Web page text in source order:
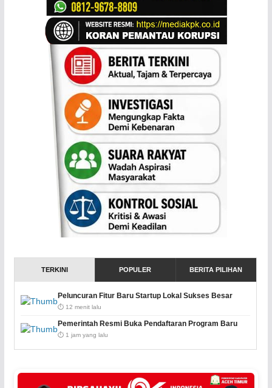
TERKINI POPULER BERITA PILIHAN
Peluncuran Fitur Baru Startup Lokal Sukses Besar
⏱️ 12 menit lalu
Pemerintah Resmi Buka Pendaftaran Program Baru
⏱️ 1 jam yang lalu